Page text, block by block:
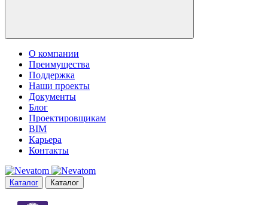
О компании
Преимущества
Поддержка
Наши проекты
Документы
Блог
Проектировщикам
BIM
Карьера
Контакты
Каталог Каталог